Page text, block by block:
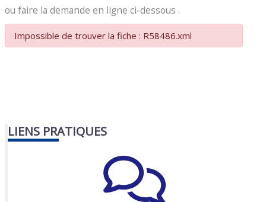
ou faire la demande en ligne ci-dessous .
Impossible de trouver la fiche : R58486.xml
LIENS PRATIQUES